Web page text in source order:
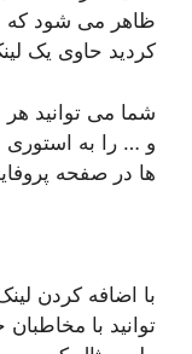
ظاهر می شود که
کردید حاوی یک
شما می توانید هر
و … را به استوری
ها در صفحه
با اضافه کردن
توانید با